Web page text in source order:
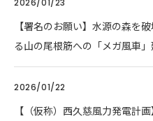
2026/01/23
【署名のお願い】水源の森を
る山の尾根筋への「メガ風車
2026/01/22
【（仮称）西久慈風力発電計